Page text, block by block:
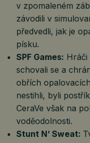
v zpomaleném
závodili v
předvedli, jak je
písku.
SPF Games: Hráči
schovali se a
obřích
nestihli, byli
CeraVe však na
voděodolnosti.
Stunt N‘ Sweat: